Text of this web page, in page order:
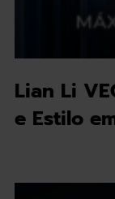
Lian Li
e Estilo